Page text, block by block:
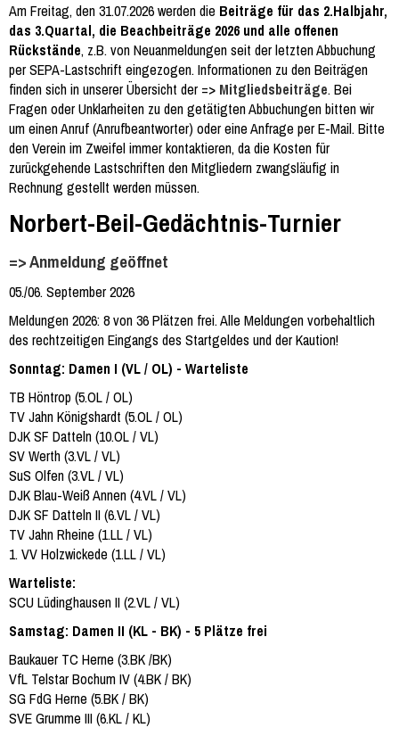
Am Freitag, den 31.07.2026 werden die Beiträge für das 2.Halbjahr,
das 3.Quartal, die Beachbeiträge 2026 und alle offenen
Rückstände, z.B. von Neuanmeldungen seit der letzten Abbuchung
per SEPA-Lastschrift eingezogen. Informationen zu den Beiträgen
finden sich in unserer Übersicht der => Mitgliedsbeiträge. Bei
Fragen oder Unklarheiten zu den getätigten Abbuchungen bitten wir
um einen Anruf (Anrufbeantworter) oder eine Anfrage per E-Mail. Bitte
den Verein im Zweifel immer kontaktieren, da die Kosten für
zurückgehende Lastschriften den Mitgliedern zwangsläufig in
Rechnung gestellt werden müssen.
Norbert-Beil-Gedächtnis-Turnier
=> Anmeldung geöffnet
05./06. September 2026
Meldungen 2026: 8 von 36 Plätzen frei. Alle Meldungen vorbehaltlich
des rechtzeitigen Eingangs des Startgeldes und der Kaution!
Sonntag: Damen I (VL / OL) - Warteliste
TB Höntrop (5.OL / OL)
TV Jahn Königshardt (5.OL / OL)
DJK SF Datteln (10.OL / VL)
SV Werth (3.VL / VL)
SuS Olfen (3.VL / VL)
DJK Blau-Weiß Annen (4.VL / VL)
DJK SF Datteln II (6.VL / VL)
TV Jahn Rheine (1.LL / VL)
1. VV Holzwickede (1.LL / VL)
Warteliste:
SCU Lüdinghausen II (2.VL / VL)
Samstag: Damen II (KL - BK) - 5 Plätze frei
Baukauer TC Herne (3.BK /BK)
VfL Telstar Bochum IV (4.BK / BK)
SG FdG Herne (5.BK / BK)
SVE Grumme III (6.KL / KL)